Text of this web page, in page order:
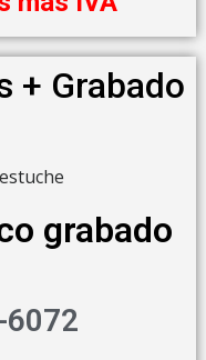
+ Grabado
grabado
6072